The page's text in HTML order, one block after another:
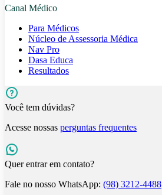
Canal Médico
Para Médicos
Núcleo de Assessoria Médica
Nav Pro
Dasa Educa
Resultados
Você tem dúvidas?
Acesse nossas perguntas frequentes
Quer entrar em contato?
Fale no nosso WhatsApp: (98) 3212-4488